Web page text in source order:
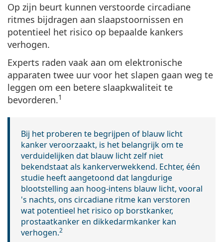
Op zijn beurt kunnen verstoorde circadiane
ritmes bijdragen aan slaapstoornissen en
potentieel het risico op bepaalde kankers
verhogen.
Experts raden vaak aan om elektronische
apparaten twee uur voor het slapen gaan weg te
leggen om een betere slaapkwaliteit te
bevorderen.1
Bij het proberen te begrijpen of blauw licht
kanker veroorzaakt, is het belangrijk om te
verduidelijken dat blauw licht zelf niet
bekendstaat als kankerverwekkend. Echter, één
studie heeft aangetoond dat langdurige
blootstelling aan hoog-intens blauw licht, vooral
's nachts, ons circadiane ritme kan verstoren
wat potentieel het risico op borstkanker,
prostaatkanker en dikkedarmkanker kan
verhogen.2